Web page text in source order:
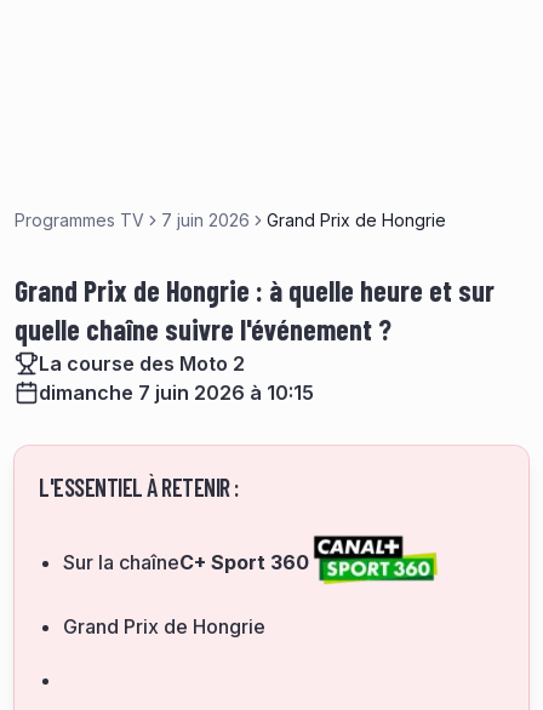
Programmes TV 7 juin 2026 Grand Prix de Hongrie
Grand Prix de Hongrie : à quelle heure et sur
quelle chaîne suivre l'événement ?
La course des Moto 2
dimanche 7 juin 2026 à 10:15
L'ESSENTIEL À RETENIR :
Sur la chaîneC+ Sport 360
Grand Prix de Hongrie